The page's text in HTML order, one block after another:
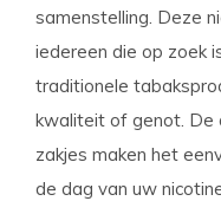
samenstelling. Deze
iedereen die op zoek
traditionele
kwaliteit of genot. De
zakjes maken het
de dag van uw